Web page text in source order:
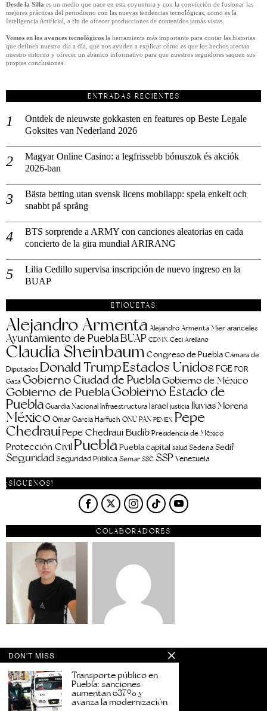
Desde la Silla es un medio que nace en esta coyuntura y con la convicción de fusionar las
mejores prácticas del periodismo con las nuevas tendencias tecnológicas, como es la
Inteligencia Artificial, a fin de ofrecer producciones de contenidos jamás vistas.
Vemos en los avances tecnológicos la herramienta más importante para contar las historias
que definen nuestro día a día, que nos ayuden a explicar cómo es que los hechos afectan
nuestro entorno y ofrecer un abanico informativo para que nuestros seguidores saquen sus
propias conclusiones.
ENTRADAS RECIENTES
Ontdek de nieuwste gokkasten en features op Beste Legale
Goksites van Nederland 2026
Magyar Online Casino: a legfrissebb bónuszok és akciók
2026-ban
Bästa betting utan svensk licens mobilapp: spela enkelt och
snabbt på språng
BTS sorprende a ARMY con canciones aleatorias en cada
concierto de la gira mundial ARIRANG
Lilia Cedillo supervisa inscripción de nuevo ingreso en la
BUAP
ETIQUETAS
Alejandro Armenta Alejandro Armenta Mier aranceles
Ayuntamiento de PueblaBUAP CDMX Ceci Arellano
Claudia SheinbaumCongreso de Puebla Cámara de
Diputados Donald TrumpEstados Unidos FGEFGR
Gaza Gobierno Ciudad de PueblaGobierno de México
Gobierno de PueblaGobierno Estado de
PueblaGuardia Nacional Infraestructura Israel justicia lluviasMorena
México Omar García Harfuch ONU PAN PEMEX Pepe
ChedrauiPepe Chedraui BudibPresidencia de México
Protección Civil PueblaPuebla capital salud Sedena Sedif
SeguridadSeguridad Pública Semar SSC SSPVenezuela
¡SÍGUENOS!
COLABORADORES
DON'T MISS
Transporte público en
Puebla: sanciones
aumentan 637% y
avanza la modernización